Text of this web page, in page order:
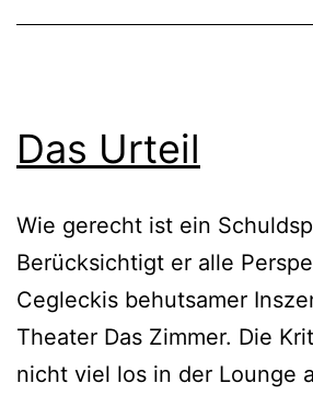
Das Urteil
Wie gerecht ist ein
Berücksichtigt er alle
Cegleckis behutsamer
Theater Das Zimmer. Die
nicht viel los in der Lounge